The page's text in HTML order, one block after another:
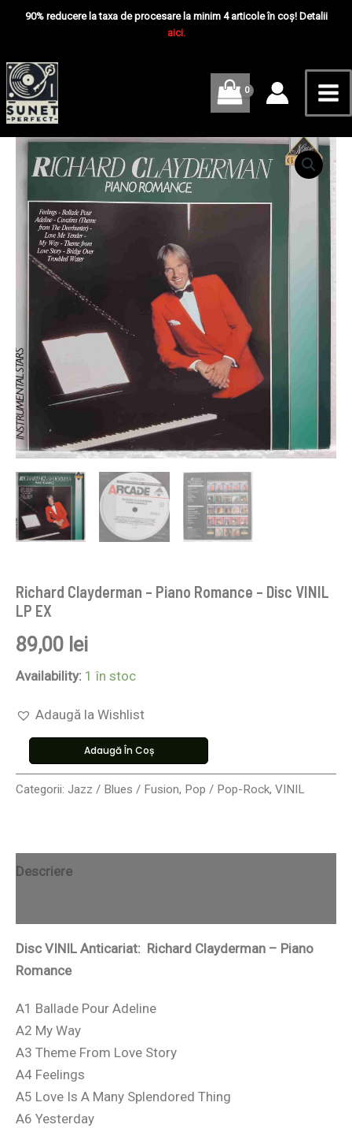
90% reducere la taxa de procesare la minim 4 articole în coș! Detalii
aici.
Richard Clayderman – Piano Romance – Disc VINIL
LP EX
89,00 lei
Availability: 1 în stoc
Adaugă la Wishlist
Cantitate
Richard
Clayderman
Piano
Romance
Disc
VINIL
Adaugă În Coș
Categorii: Jazz / Blues / Fusion, Pop / Pop-Rock, VINIL
Descriere
Disc VINIL Anticariat: Richard Clayderman – Piano
Romance
A1 Ballade Pour Adeline
A2 My Way
A3 Theme From Love Story
A4 Feelings
A5 Love Is A Many Splendored Thing
A6 Yesterday
Romance